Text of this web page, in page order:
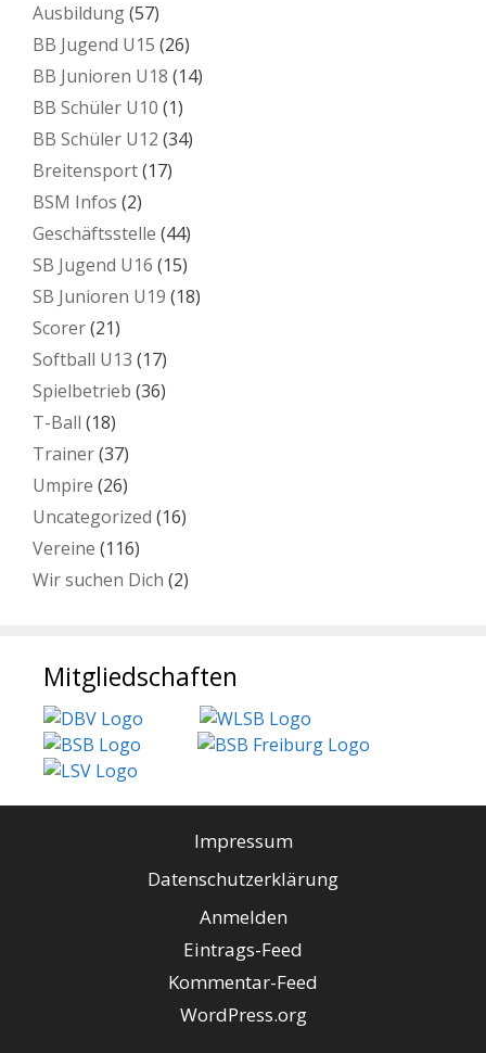
Ausbildung(57)
BB Jugend U15 (26)
BB Junioren U18 (14)
BB Schüler U10 (1)
BB Schüler U12 (34)
Breitensport(17)
BSM Infos (2)
Geschäftsstelle (44)
SB Jugend U16 (15)
SB Junioren U19 (18)
Scorer(21)
Softball U13 (17)
Spielbetrieb (36)
T-Ball (18)
Trainer(37)
Umpire (26)
Uncategorized (16)
Vereine (116)
Wir suchen Dich (2)
Mitgliedschaften
Impressum
Datenschutzerklärung
Anmelden
Eintrags-Feed
Kommentar-Feed
WordPress.org